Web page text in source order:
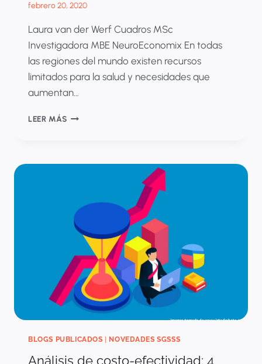
febrero 20, 2020
Laura van der Werf Cuadros MSc
Investigadora MBE NeuroEconomix En todas
las regiones del mundo existen recursos
limitados para la salud y necesidades que
aumentan…
LEER MÁSCLAVES
ANÁLISIS
EFECTIVIDAD
OTROS
TIPOS
EVALUACIONES
ECONÓMICAS
BLOGS PUBLICADOS | NOVEDADES SGSSS
Análisis de costo-efectividad: 4